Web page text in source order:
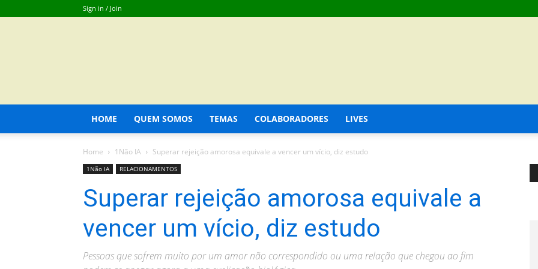
Sign in / Join
HOME QUEM SOMOS TEMAS COLABORADORES LIVES
Home 1Não IA Superar rejeição amorosa equivale a vencer um vício, diz estudo
1Não IA RELACIONAMENTOS
Superar rejeição amorosa equivale a
vencer um vício, diz estudo
Pessoas que sofrem muito por um amor não correspondido ou uma relação que chegou ao fim